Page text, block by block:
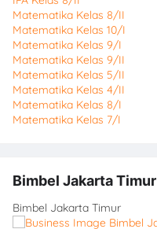
Matematika Kelas 8/II
Matematika Kelas 10/I
Matematika Kelas 9/I
Matematika Kelas 9/II
Matematika Kelas 5/II
Matematika Kelas 4/II
Matematika Kelas 8/I
Matematika Kelas 7/I
Bimbel Jakarta Timur
Bimbel Jakarta Timur